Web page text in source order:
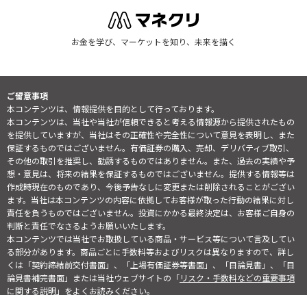
お金を学び、マーケットを知り、未来を描く
ご留意事項
本コンテンツは、情報提供を目的として行っております。
本コンテンツは、当社や当社が信頼できると考える情報源から提供されたもの
を提供していますが、当社はその正確性や完全性について意見を表明し、また
保証するものではございません。有価証券の購入、売却、デリバティブ取引、
その他の取引を推奨し、勧誘するものではありません。また、過去の実績や予
想・意見は、将来の結果を保証するものではございません。提供する情報等は
作成時現在のものであり、今後予告なしに変更または削除されることがござい
ます。当社は本コンテンツの内容に依拠してお客様が取った行動の結果に対し
責任を負うものではございません。投資にかかる最終決定は、お客様ご自身の
判断と責任でなさるようお願いいたします。
本コンテンツでは当社でお取扱している商品・サービス等について言及してい
る部分があります。商品ごとに手数料等およびリスクは異なりますので、詳し
くは「契約締結前交付書面」、「上場有価証券等書面」、「目論見書」、「目
論見書補完書面」または当社ウェブサイトの「リスク・手数料などの重要事項
に関する説明」をよくお読みください。